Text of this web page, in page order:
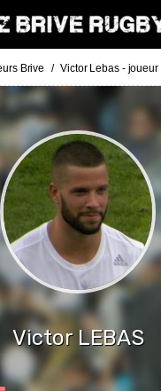
Brive Victor Lebas - joueur
Victor LEBAS